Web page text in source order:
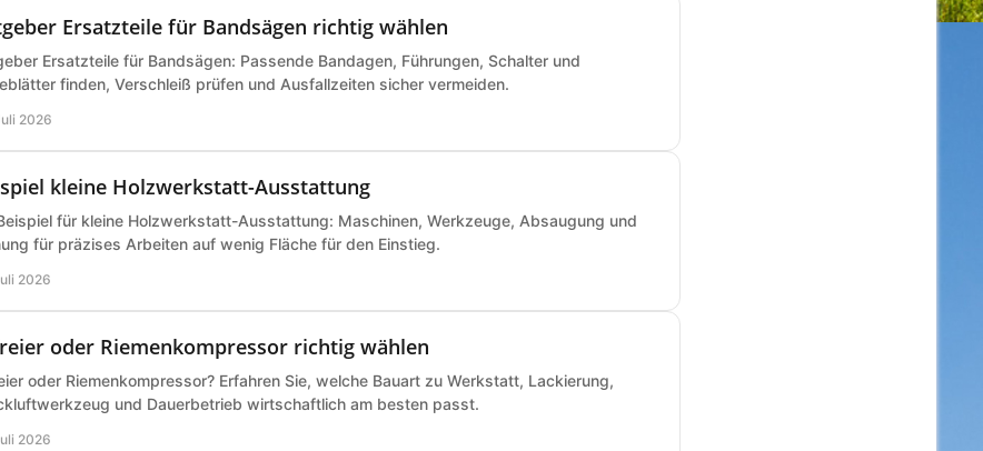
Ersatzteile für Bandsägen richtig wählen
Ersatzteile für Bandsägen: Passende Bandagen, Führungen, Schalter und
finden, Verschleiß prüfen und Ausfallzeiten sicher vermeiden.
2026
kleine Holzwerkstatt-Ausstattung
für kleine Holzwerkstatt-Ausstattung: Maschinen, Werkzeuge, Absaugung und
für präzises Arbeiten auf wenig Fläche für den Einstieg.
2026
oder Riemenkompressor richtig wählen
oder Riemenkompressor? Erfahren Sie, welche Bauart zu Werkstatt, Lackierung,
und Dauerbetrieb wirtschaftlich am besten passt.
2026